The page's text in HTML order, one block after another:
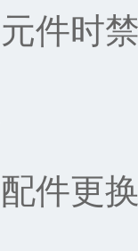
时禁
更换